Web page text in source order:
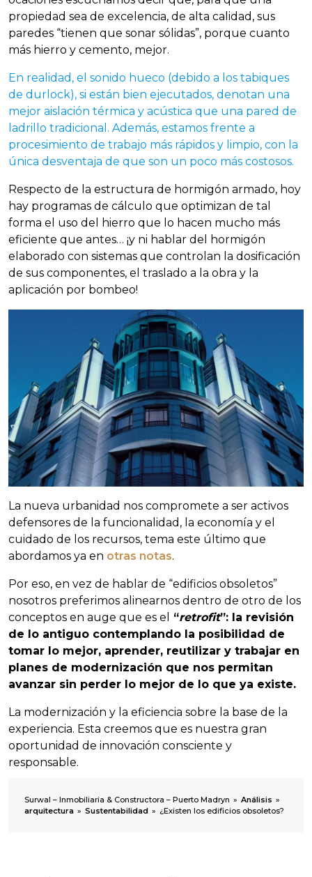
propiedad sea de excelencia, de alta calidad, sus
paredes “tienen que sonar sólidas”, porque cuanto
más hierro y cemento, mejor.
En realidad, el sonido hueco (debido a los tabiques
de durlock), si están bien ejecutados, denotan una
mejor aislación térmica y acústica que una pared de
ladrillo tradicional. Además, estamos frente a
procesimiento de trabajo más rápidos y limpio, con la
única desventaja de que son un poco más costosos.
Respecto de la estructura de hormigón armado, hoy
hay programas de cálculo que optimizan de tal
forma el uso del hierro que lo hacen mucho más
eficiente que antes… ¡y ni hablar del hormigón
elaborado con sistemas que controlan la dosificación
de sus componentes, el traslado a la obra y la
aplicación por bombeo!
La nueva urbanidad nos compromete a ser activos
defensores de la funcionalidad, la economía y el
cuidado de los recursos, tema este último que
abordamos ya en otras notas.
Por eso, en vez de hablar de “edificios obsoletos”
nosotros preferimos alinearnos dentro de otro de los
conceptos en auge que es el
“retrofit”: la revisión
de lo antiguo contemplando la posibilidad de
tomar lo mejor, aprender, reutilizar y trabajar en
planes de modernización que nos permitan
avanzar sin perder lo mejor de lo que ya existe.
La modernización y la eficiencia sobre la base de la
experiencia. Esta creemos que es nuestra gran
oportunidad de innovación consciente y
responsable.
Surwal – Inmobiliaria & Constructora – Puerto Madryn » Análisis »
arquitectura » Sustentabilidad » ¿Existen los edificios obsoletos?